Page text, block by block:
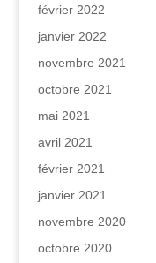
février 2022
janvier 2022
novembre 2021
octobre 2021
mai 2021
avril 2021
février 2021
janvier 2021
novembre 2020
octobre 2020